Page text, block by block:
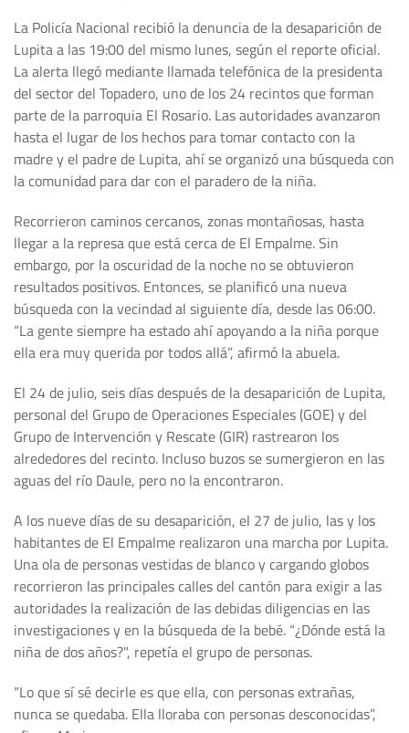
La Policía Nacional recibió la denuncia de la desaparición de
Lupita a las 19:00 del mismo lunes, según el reporte oficial.
La alerta llegó mediante llamada telefónica de la presidenta
del sector del Topadero, uno de los 24 recintos que forman
parte de la parroquia El Rosario. Las autoridades avanzaron
hasta el lugar de los hechos para tomar contacto con la
madre y el padre de Lupita, ahí se organizó una búsqueda con
la comunidad para dar con el paradero de la niña.
Recorrieron caminos cercanos, zonas montañosas, hasta
llegar a la represa que está cerca de El Empalme. Sin
embargo, por la oscuridad de la noche no se obtuvieron
resultados positivos. Entonces, se planificó una nueva
búsqueda con la vecindad al siguiente día, desde las 06:00.
“La gente siempre ha estado ahí apoyando a la niña porque
ella era muy querida por todos allá”, afirmó la abuela.
El 24 de julio, seis días después de la desaparición de Lupita,
personal del Grupo de Operaciones Especiales (GOE) y del
Grupo de Intervención y Rescate (GIR) rastrearon los
alrededores del recinto. Incluso buzos se sumergieron en las
aguas del río Daule, pero no la encontraron.
A los nueve días de su desaparición, el 27 de julio, las y los
habitantes de El Empalme realizaron una marcha por Lupita.
Una ola de personas vestidas de blanco y cargando globos
recorrieron las principales calles del cantón para exigir a las
autoridades la realización de las debidas diligencias en las
investigaciones y en la búsqueda de la bebé. “¿Dónde está la
niña de dos años?", repetía el grupo de personas.
“Lo que sí sé decirle es que ella, con personas extrañas,
nunca se quedaba. Ella lloraba con personas desconocidas”,